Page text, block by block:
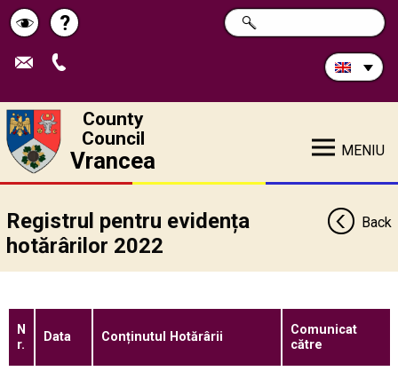
Schimbă
contrastul
Help
?
Search
in
SEARCH
County
Council
Vrancea MENIU
Registrul pentru evidența
hotărârilor 2022
Back
N
r.
Data Conținutul Hotărârii
Comunicat
către